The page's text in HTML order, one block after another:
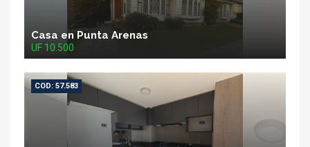
Casa en Punta Arenas
UF 10.500
COD: 57.583